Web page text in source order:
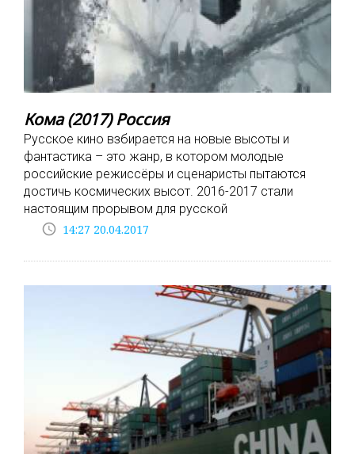
Кома (2017) Россия
Русское кино взбирается на новые высоты и
фантастика – это жанр, в котором молодые
российские режиссёры и сценаристы пытаются
достичь космических высот. 2016-2017 стали
настоящим прорывом для русской
access_time 14:27 20.04.2017